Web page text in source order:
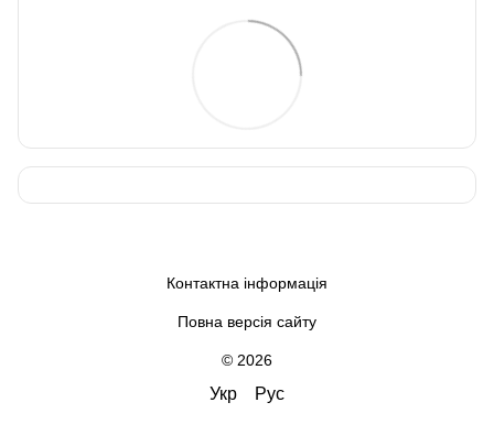
Контактна інформація
Повна версія сайту
© 2026
Укр Рус